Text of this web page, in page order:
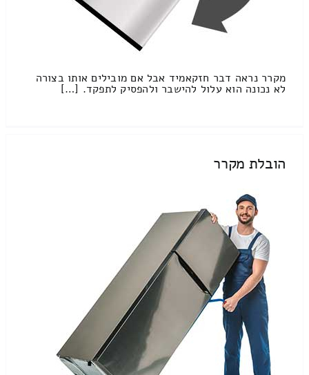
מקרר נראה דבר חזקאמיד אבל אם מובילים אותו בצורה
לא נכונה הוא עלול להישבר ולהפסיק לתפקד. […]
הובלת מקרר